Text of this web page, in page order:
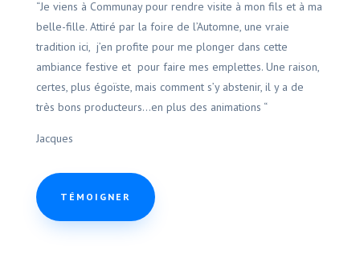
“Je viens à Communay pour rendre visite à mon fils et à ma
belle-fille. Attiré par la foire de l’Automne, une vraie
tradition ici, j’en profite pour me plonger dans cette
ambiance festive et pour faire mes emplettes. Une raison,
certes, plus égoïste, mais comment s’y abstenir, il y a de
très bons producteurs…en plus des animations “
Jacques
TÉMOIGNER